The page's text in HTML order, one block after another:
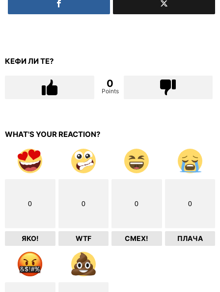
КЕФИ ЛИ ТЕ?
0
Points
WHAT'S YOUR REACTION?
0
ЯКО!
0
WTF
0
СМЕХ!
0
ПЛАЧА